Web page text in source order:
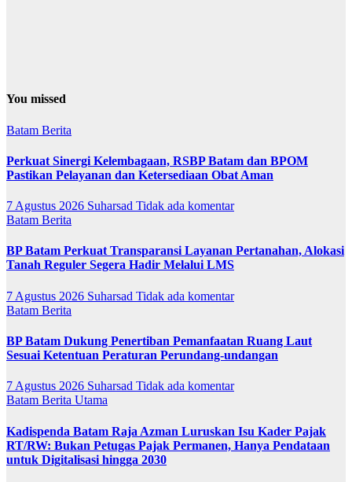
You missed
Batam Berita
Perkuat Sinergi Kelembagaan, RSBP Batam dan BPOM
Pastikan Pelayanan dan Ketersediaan Obat Aman
7 Agustus 2026 Suharsad Tidak ada komentar
Batam Berita
BP Batam Perkuat Transparansi Layanan Pertanahan, Alokasi
Tanah Reguler Segera Hadir Melalui LMS
7 Agustus 2026 Suharsad Tidak ada komentar
Batam Berita
BP Batam Dukung Penertiban Pemanfaatan Ruang Laut
Sesuai Ketentuan Peraturan Perundang-undangan
7 Agustus 2026 Suharsad Tidak ada komentar
Batam Berita Utama
Kadispenda Batam Raja Azman Luruskan Isu Kader Pajak
RT/RW: Bukan Petugas Pajak Permanen, Hanya Pendataan
untuk Digitalisasi hingga 2030